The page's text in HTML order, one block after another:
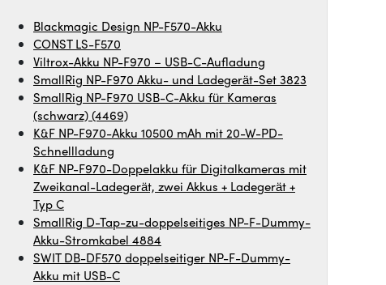
Blackmagic Design NP-F570-Akku
CONST LS-F570
Viltrox-Akku NP-F970 – USB-C-Aufladung
SmallRig NP-F970 Akku- und Ladegerät-Set 3823
SmallRig NP-F970 USB-C-Akku für Kameras
(schwarz) (4469)
K&F NP-F970-Akku 10500 mAh mit 20-W-PD-
Schnellladung
K&F NP-F970-Doppelakku für Digitalkameras mit
Zweikanal-Ladegerät, zwei Akkus + Ladegerät +
Typ C
SmallRig D-Tap-zu-doppelseitiges NP-F-Dummy-
Akku-Stromkabel 4884
SWIT DB-DF570 doppelseitiger NP-F-Dummy-
Akku mit USB-C